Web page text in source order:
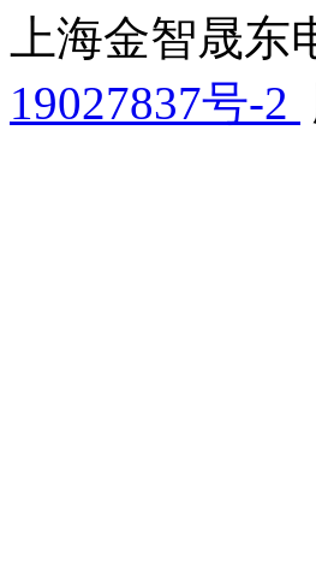
上海金智晟
19027837号-2